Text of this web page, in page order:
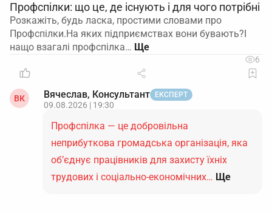
Профспілки: що це, де існують і для чого потрібні
Розкажіть, будь ласка, простими словами про
Профспілки.На яких підприємствах вони бувають?І
нащо взагалі профспілка…
6
ВК Вячеслав, Консультант ЕКСПЕРТ
09.08.2026 | 19:30
Профспілка — це добровільна
неприбуткова громадська організація, яка
об’єднує працівників для захисту їхніх
трудових і соціально-економічних… Ще